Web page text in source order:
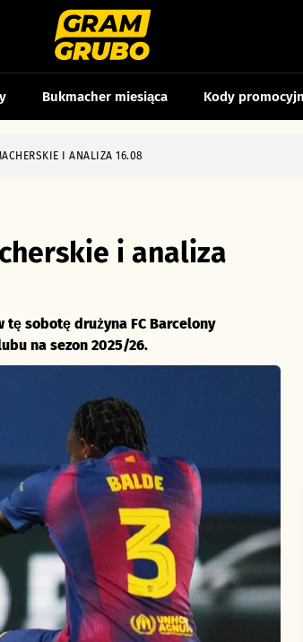
Bukmacher miesiąca Kody
I ANALIZA 16.08
i analiza
tę sobotę drużyna FC Barcelony
na sezon 2025/26.